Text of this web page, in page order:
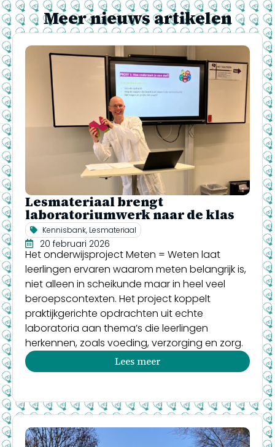
Meer nieuws artikelen
Lesmateriaal brengt
laboratoriumwerk naar de klas
Kennisbank, Lesmateriaal
20 februari 2026
Het onderwijsproject Meten = Weten laat
leerlingen ervaren waarom meten belangrijk is,
niet alleen in scheikunde maar in heel veel
beroepscontexten. Het project koppelt
praktijkgerichte opdrachten uit echte
laboratoria aan thema’s die leerlingen
herkennen, zoals voeding, verzorging en zorg.
Lees meer